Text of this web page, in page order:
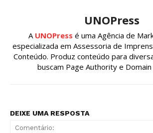
UNOPress
A UNOPress é uma Agência de
especializada em Assessoria de
Conteúdo. Produz conteúdo para
buscam Page Authority e
DEIXE UMA RESPOSTA